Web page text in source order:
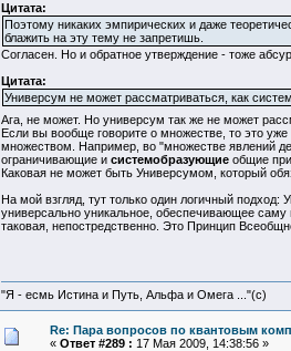
Цитата:
Поэтому никаких эмпирических и даже
блажить на эту тему не запретишь.
Согласен. Но и обратное утверждение - тоже
Цитата:
Универсум не может рассматриваться, как
Ага, не может. Но универсум так же не может
Если вы вообще говорите о множестве, то это
множеством. Например, во "множестве явлений
ограничивающие и системобразующиеобщие
Каковая не может быть Универсумом, который
На мой взгляд, тут только один логичный подход:
универсально уникальное, обеспечивающее
таковая, непостредственно. Это Принцип
"Я - есмь Истина и Путь, Альфа и Омега ..."(с)
Re: Пара вопросов по квантовым
« Ответ #289 : 17 Мая 2009, 14:38:56 »